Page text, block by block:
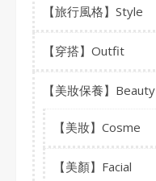
【旅行風格】Style
【穿搭】Outfit
【美妝保養】Beauty
【美妝】Cosme
【美顏】Facial